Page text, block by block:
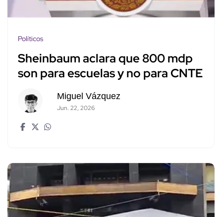
Políticos
Sheinbaum aclara que 800 mdp
son para escuelas y no para CNTE
Miguel Vázquez
Jun. 22, 2026